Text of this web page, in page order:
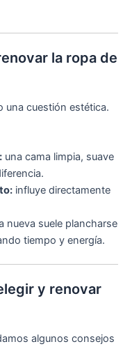
la ropa de
una cuestión estética.
una cama limpia, suave
influye directamente
nueva suele plancharse
tiempo y energía.
y renovar
algunos consejos